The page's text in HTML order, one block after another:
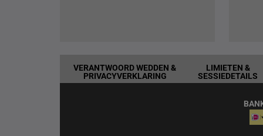
VERANTWOORD WEDDEN &
PRIVACYVERKLARING
LIMIETEN &
SESSIEDETAILS